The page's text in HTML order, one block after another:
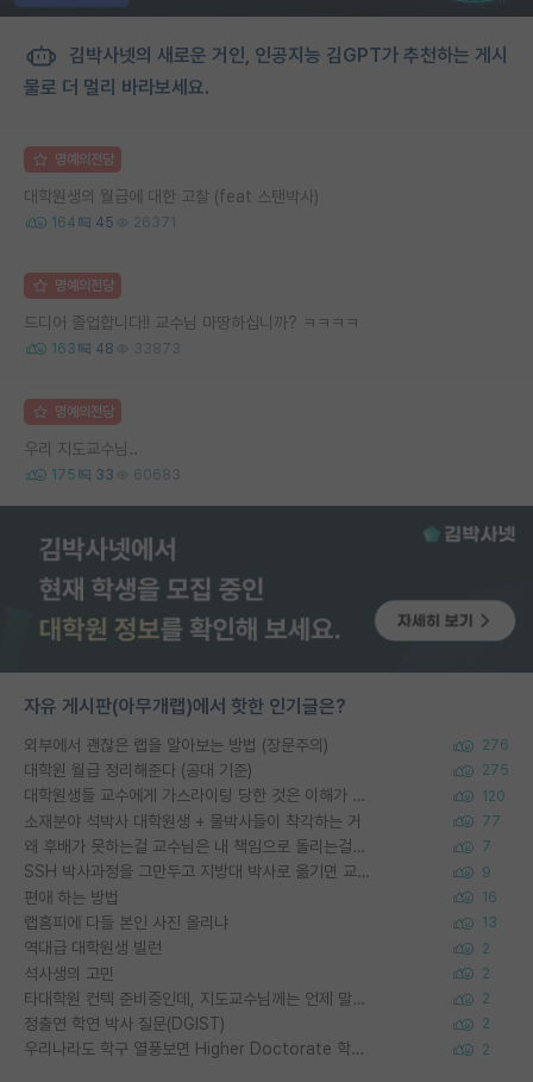
김박사넷의 새로운 거인, 인공지능 김GPT가 추천하는 게시
물로 더 멀리 바라보세요.
명예의전당
대학원생의 월급에 대한 고찰 (feat 스탠박사)
164 45 26371
명예의전당
드디어 졸업합니다!! 교수님 마땅하십니까? ㅋㅋㅋㅋ
163 48 33873
명예의전당
우리 지도교수님..
175 33 60683
자유 게시판(아무개랩)에서 핫한 인기글은?
외부에서 괜찮은 랩을 알아보는 방법 (장문주의) 276
대학원 월급 정리해준다 (공대 기준) 275
대학원생들 교수에게 가스라이팅 당한 것은 이해가 갑니다. 안타깝네요. 120
소재분야 석박사 대학원생 + 물박사들이 착각하는 거 77
왜 후배가 못하는걸 교수님은 내 책임으로 돌리는걸까요? 7
SSH 박사과정을 그만두고 지방대 박사로 옮기면 교수의 꿈은 끝일까요? 9
편애 하는 방법 16
랩홈피에 다들 본인 사진 올리냐 13
역대급 대학원생 빌런 2
석사생의 고민 2
타대학원 컨텍 준비중인데, 지도교수님께는 언제 말씀드려야 할까요? 2
정출연 학연 박사 질문(DGIST) 2
우리나라도 학구 열풍보면 Higher Doctorate 학위가 필요하다고 봅니다. 2